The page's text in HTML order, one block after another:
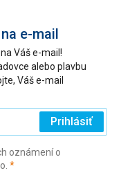
e-mail
Váš e-mail!
alebo plavbu
Váš e-mail
Prihlásiť
oznámení o
*(povinné)